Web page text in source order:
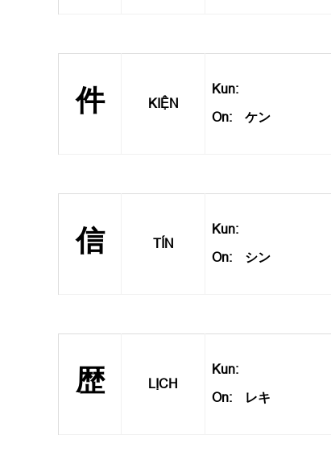
件 KIỆN
Kun:
On: ケン
信 TÍN
Kun:
On: シン
歴 LỊCH
Kun:
On: レキ